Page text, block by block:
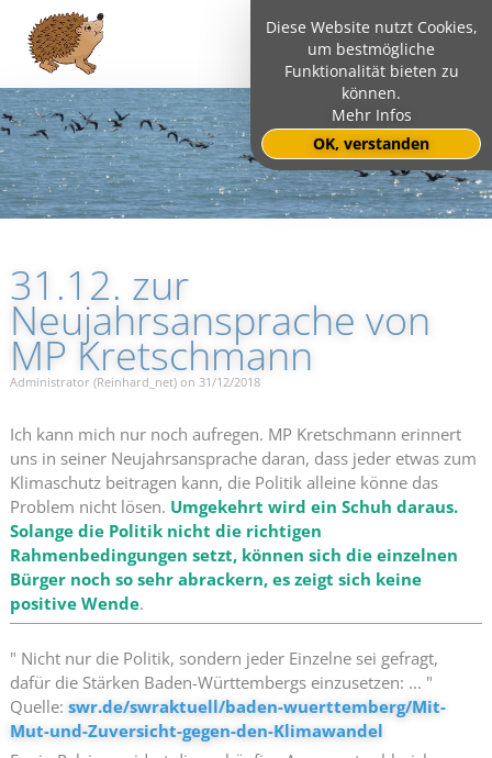
31.12. zur
Neujahrsansprache von
MP Kretschmann
Administrator (Reinhard_net) on 31/12/2018
Ich kann mich nur noch aufregen. MP Kretschmann erinnert
uns in seiner Neujahrsansprache daran, dass jeder etwas zum
Klimaschutz beitragen kann, die Politik alleine könne das
Problem nicht lösen. Umgekehrt wird ein Schuh daraus.
Solange die Politik nicht die richtigen
Rahmenbedingungen setzt, können sich die einzelnen
Bürger noch so sehr abrackern, es zeigt sich keine
positive Wende.
" Nicht nur die Politik, sondern jeder Einzelne sei gefragt,
dafür die Stärken Baden-Württembergs einzusetzen: ... "
Quelle: swr.de/swraktuell/baden-wuerttemberg/Mit-
Mut-und-Zuversicht-gegen-den-Klimawandel
Diese Website nutzt Cookies,
um bestmögliche
Funktionalität bieten zu
können.
Mehr Infos
OK, verstanden